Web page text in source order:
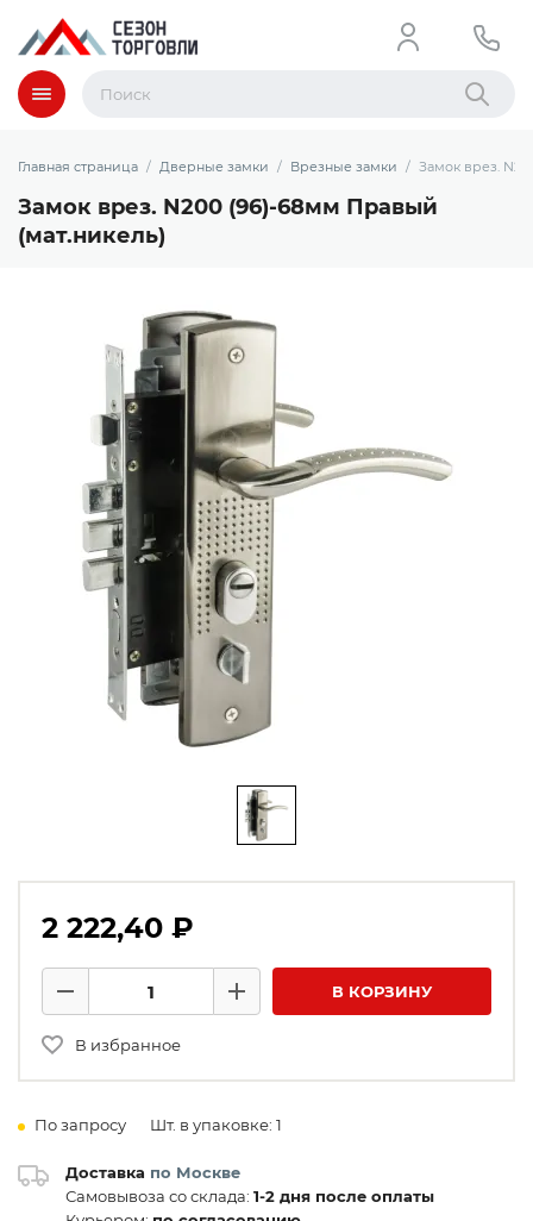
Меню Найти
Главная страница Дверные замки Врезные замки Замок врез.
Замок врез. N200 (96)-68мм Правый
(мат.никель)
2 222,40 ₽
Минус
Плюс В КОРЗИНУ
В избранное
По запросу Шт. в упаковке: 1
Доставка по Москве
Самовывоза со склада: 1-2 дня после оплаты